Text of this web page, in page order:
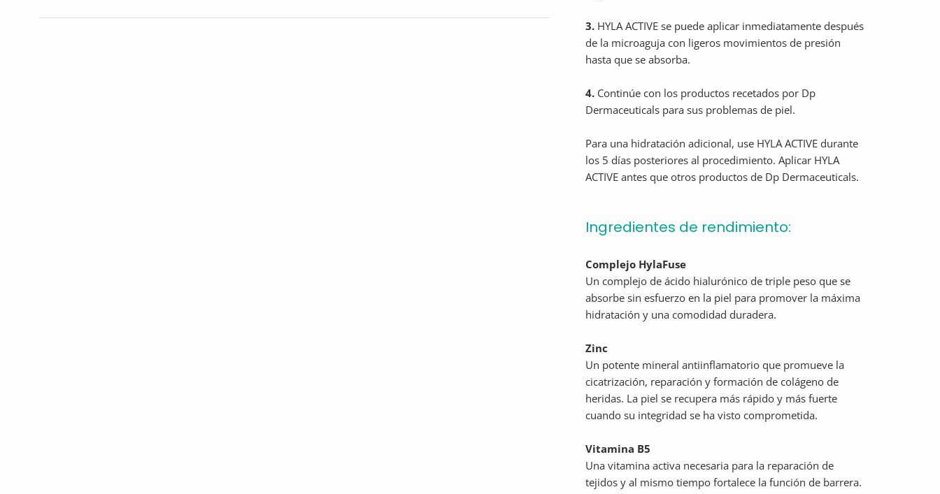
3. HYLA ACTIVE se puede aplicar inmediatamente después
de la microaguja con ligeros movimientos de presión
hasta que se absorba.
4. Continúe con los productos recetados por Dp
Dermaceuticals para sus problemas de piel.
Para una hidratación adicional, use HYLA ACTIVE durante
los 5 días posteriores al procedimiento. Aplicar HYLA
ACTIVE antes que otros productos de Dp Dermaceuticals.
Ingredientes de rendimiento:
Complejo HylaFuse
Un complejo de ácido hialurónico de triple peso que se
absorbe sin esfuerzo en la piel para promover la máxima
hidratación y una comodidad duradera.
Zinc
Un potente mineral antiinflamatorio que promueve la
cicatrización, reparación y formación de colágeno de
heridas. La piel se recupera más rápido y más fuerte
cuando su integridad se ha visto comprometida.
Vitamina B5
Una vitamina activa necesaria para la reparación de
tejidos y al mismo tiempo fortalece la función de barrera.